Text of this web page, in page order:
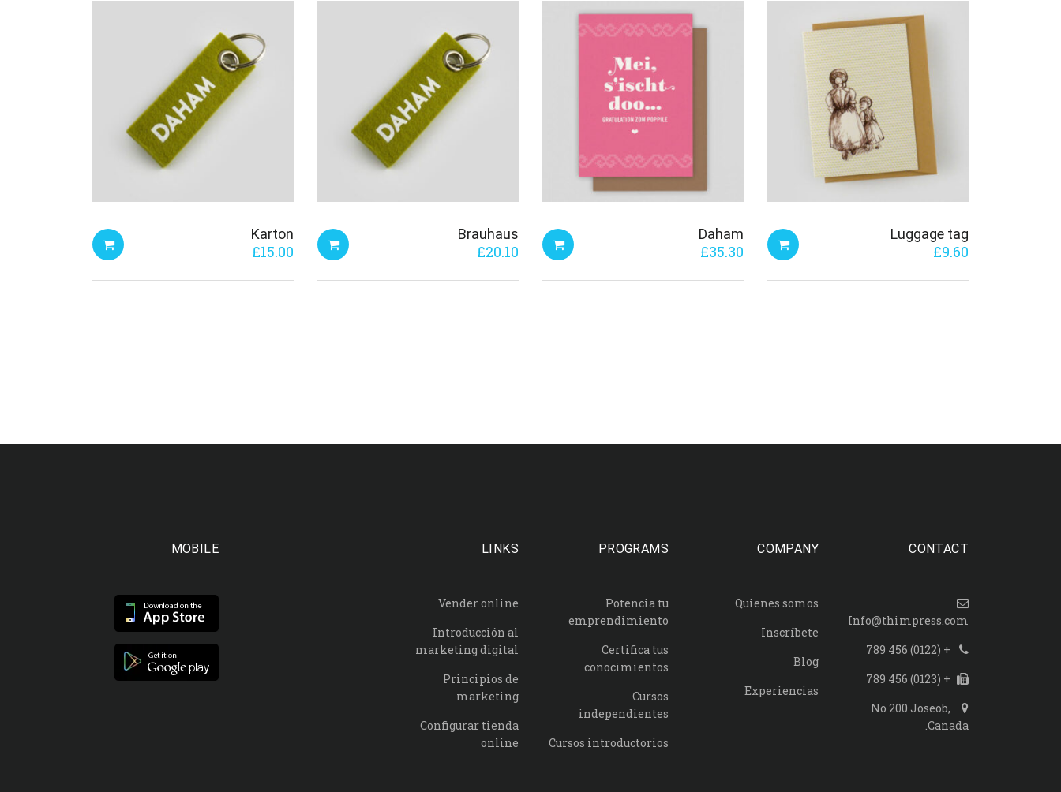
Luggage tag
£9.60
Daham
£35.30
Brauhaus
£20.10
Karton
£15.00
CONTACT
Info@thimpress.com
+ (0122) 456 789
+ (0123) 456 789
No 200 Joseob,
Canada.
COMPANY
Quienes somos
Inscríbete
Blog
Experiencias
PROGRAMS
Potencia tu
emprendimiento
Certifica tus
conocimientos
Cursos
independientes
Cursos introductorios
LINKS
Vender online
Introducción al
marketing digital
Principios de
marketing
Configurar tienda
online
MOBILE